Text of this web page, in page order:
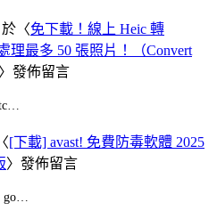
於〈免下載！線上 Heic 轉
理最多 50 張照片！（Convert
〉發佈留言
[下載] avast! 免費防毒軟體 2025
〉發佈留言
go…